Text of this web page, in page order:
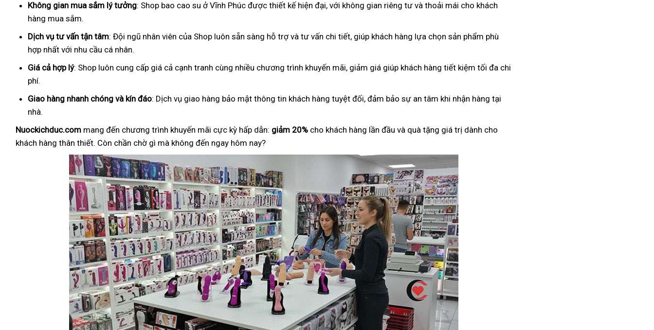
Không gian mua sắm lý tưởng: Shop bao cao su ở Vĩnh Phúc được thiết kế hiện đại, với không gian riêng tư và thoải mái cho khách
hàng mua sắm.
Dịch vụ tư vấn tận tâm: Đội ngũ nhân viên của Shop luôn sẵn sàng hỗ trợ và tư vấn chi tiết, giúp khách hàng lựa chọn sản phẩm phù
hợp nhất với nhu cầu cá nhân.
Giá cả hợp lý: Shop luôn cung cấp giá cả cạnh tranh cùng nhiều chương trình khuyến mãi, giảm giá giúp khách hàng tiết kiệm tối đa chi
phí.
Giao hàng nhanh chóng và kín đáo: Dịch vụ giao hàng bảo mật thông tin khách hàng tuyệt đối, đảm bảo sự an tâm khi nhận hàng tại
nhà.
Nuockichduc.com mang đến chương trình khuyến mãi cực kỳ hấp dẫn: giảm 20% cho khách hàng lần đầu và quà tặng giá trị dành cho
khách hàng thân thiết. Còn chần chờ gì mà không đến ngay hôm nay?